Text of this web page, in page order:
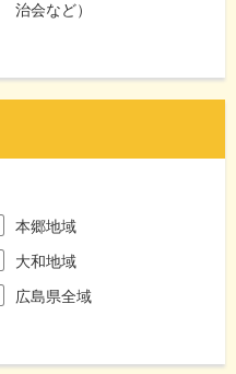
治会など）
本郷地域
大和地域
広島県全域